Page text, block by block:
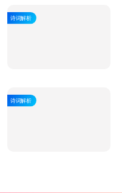
诗词解析
诗词解析